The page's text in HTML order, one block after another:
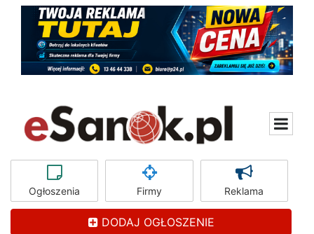
Ogłoszenia Firmy Reklama
DODAJ OGŁOSZENIE